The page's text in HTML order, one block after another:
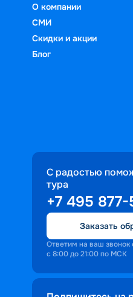
О компании
СМИ
Скидки и акции
Блог
С радостью
тура
+7 495
Заказать
Ответим на ваш звонок
с 8:00 до 21:00 по МСК